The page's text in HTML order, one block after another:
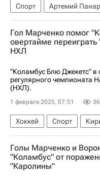
Спорт Артемий
Крис Крайдер
Нью-Йорк Рейнджерс
Национальная
Гол Марченко помог
овертайме
НХЛ
"Коламбус Блю Джекетс" в
регулярного чемпионата
(НХЛ).
1 февраля 2025, 07:51
Хоккей Спорт
Зак Веренски
Ник
Коламбус Блю Джекетс
Национальная
Голы Марченко и
"Коламбус" от
"Каролины"